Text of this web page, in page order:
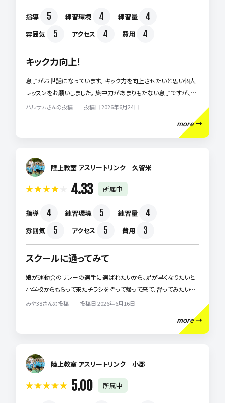
指導 5 練習環境 4 練習量 4
雰囲気 5 アクセス 4 費用 4
キック力向上！
息子がお世話になっています。 キック力を向上させたいと思い個人
レッスンをお願いしました。 集中力があまりもたない息子ですが、丁
寧に指導していただき、少しずつですがキックの飛距離やフォームが
明してくださるので、毎回楽しく練習に取り組めています。 これから
ハルサカさんの投稿 投稿日 2026年6月24日
more
陸上教室 アスリートリンク｜久留米
4.33 所属中
指導 4 練習環境 5 練習量 4
雰囲気 5 アクセス 5 費用 3
スクールに通ってみて
娘が運動会のリレーの選手に選ばれたいから、足が早くなりたいと
小学校からもらって来たチラシを持って帰って来て、習ってみたいと
言うので通っています。 今年の運動会のリレーで選手に選ばれまし
みや38さんの投稿 投稿日 2026年6月16日
more
陸上教室 アスリートリンク｜小郡
5.00 所属中